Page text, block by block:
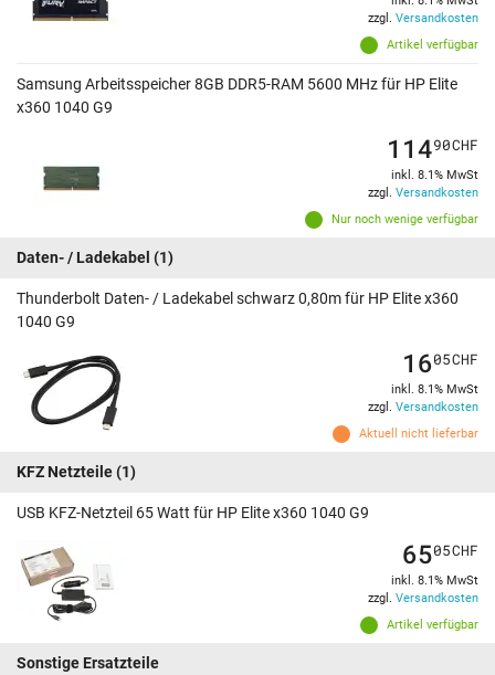
Artikel verfügbar
zzgl. Versandkosten
Samsung Arbeitsspeicher 8GB DDR5-RAM 5600 MHz für HP Elite
x360 1040 G9
Nur noch wenige verfügbar
11490CHF
inkl. 8.1% MwSt
zzgl. Versandkosten
Daten- / Ladekabel (1)
Thunderbolt Daten- / Ladekabel schwarz 0,80m für HP Elite x360
1040 G9
Aktuell nicht lieferbar
1605CHF
inkl. 8.1% MwSt
zzgl. Versandkosten
KFZ Netzteile(1)
USB KFZ-Netzteil 65 Watt für HP Elite x360 1040 G9
Artikel verfügbar
6505CHF
inkl. 8.1% MwSt
zzgl. Versandkosten
Sonstige Ersatzteile